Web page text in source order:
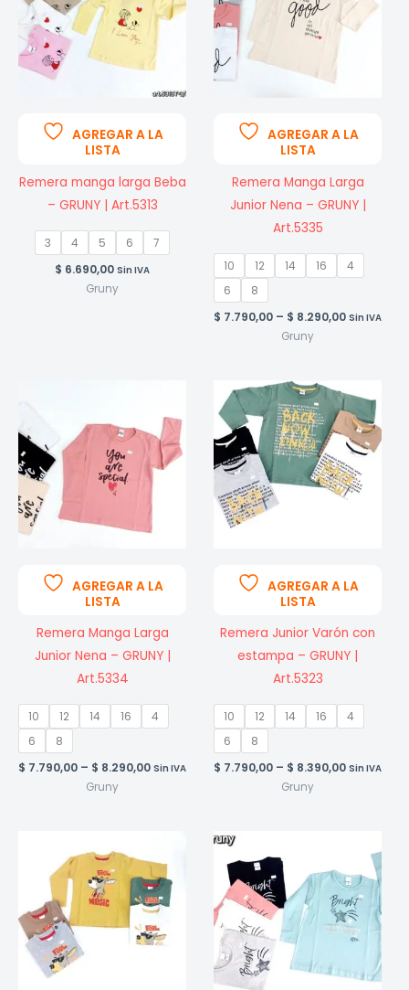
AGREGAR A LA
LISTA
Remera manga larga Beba
– GRUNY | Art.5313
3 4 5 6
7
$ 6.690,00 Sin IVA
Gruny
AGREGAR A LA
LISTA
Remera Manga Larga
Junior Nena – GRUNY |
Art.5335
10 12 14 16
4
6
8
$ 7.790,00 – $ 8.290,00Price
Sin IVA
Gruny
AGREGAR A LA
LISTA
Remera Manga Larga
Junior Nena – GRUNY |
Art.5334
10 12 14 16
4
6
8
$ 7.790,00 – $ 8.290,00Price
Sin IVA
Gruny
AGREGAR A LA
LISTA
Remera Junior Varón con
estampa – GRUNY |
Art.5323
10 12 14 16
4
6
8
$ 7.790,00 – $ 8.390,00Price
Sin IVA
Gruny